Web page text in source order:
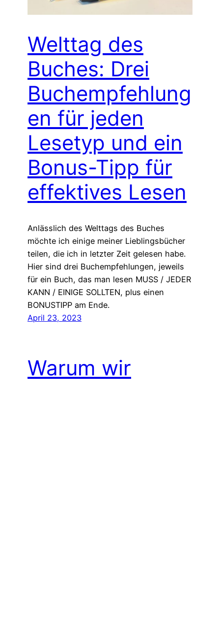
Welttag des
Buches: Drei
Buchempfehlung
en für jeden
Lesetyp und ein
Bonus-Tipp für
effektives Lesen
Anlässlich des Welttags des Buches
möchte ich einige meiner Lieblingsbücher
teilen, die ich in letzter Zeit gelesen habe.
Hier sind drei Buchempfehlungen, jeweils
für ein Buch, das man lesen MUSS / JEDER
KANN / EINIGE SOLLTEN, plus einen
BONUSTIPP am Ende.
April 23, 2023
Warum wir